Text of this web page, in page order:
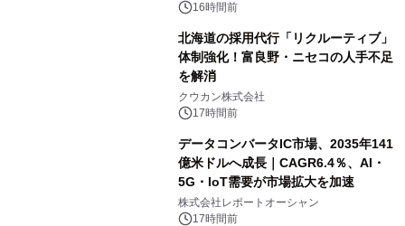
速16時間前
北海道の採用代行「リクルーティブ」
体制強化！富良野・ニセコの人手不足
を解消
クウカン株式会社
17時間前
データコンバータIC市場、2035年141
億米ドルへ成長｜CAGR6.4％、AI・
5G・IoT需要が市場拡大を加速
株式会社レポートオーシャン
17時間前